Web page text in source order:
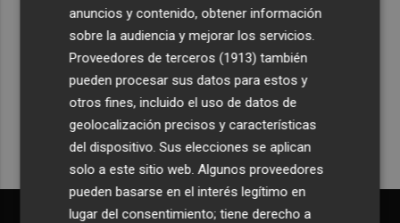
Recibe toda la actualidad de
Plaza Podcast en tu correo
Quiero suscribirme
anuncios y contenido, obtener información
sobre la audiencia y mejorar los servicios.
Proveedores de terceros (1913) también
pueden procesar sus datos para estos y
otros fines, incluido el uso de datos de
geolocalización precisos y características
del dispositivo. Sus elecciones se aplican
solo a este sitio web. Algunos proveedores
pueden basarse en el interés legítimo en
lugar del consentimiento; tiene derecho a